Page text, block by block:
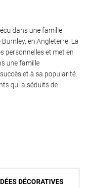
dans une famille
en Angleterre. La
personnelles et met en
une famille
et à sa popularité.
qui a séduits de
DÉCORATIVES